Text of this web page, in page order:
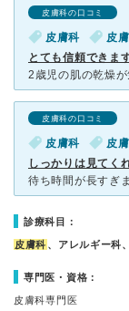
皮膚科の口コミ
皮膚科 皮
とても信頼できま
皮膚科の口コミ
皮膚科 皮
しっかりは見てく
診療科目：
皮膚科 、アレルギー科
専門医・資格：
皮膚科専門医